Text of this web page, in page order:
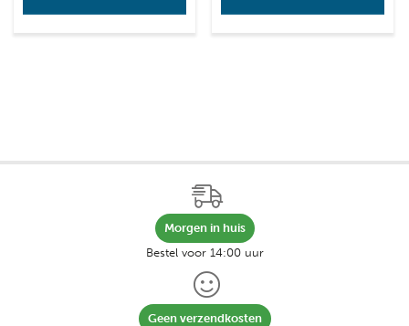
Morgen in huis
Bestel voor 14:00 uur
Geen verzendkosten